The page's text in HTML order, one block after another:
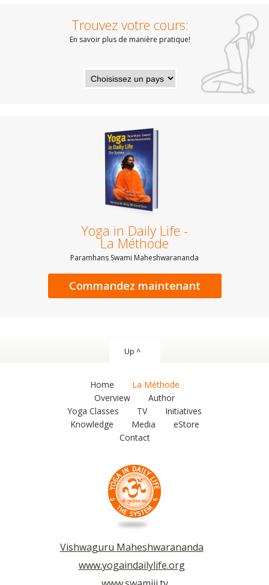
Trouvez votre cours:
En savoir plus de manière pratique!
Yoga in Daily Life -
La Méthode
Paramhans Swami Maheshwarananda
Commandez maintenant
Up ^
Home
La Méthode
Overview
Author
Yoga Classes
TV
Initiatives
Knowledge
Media
eStore
Contact
Vishwaguru Maheshwarananda
www.yogaindailylife.org